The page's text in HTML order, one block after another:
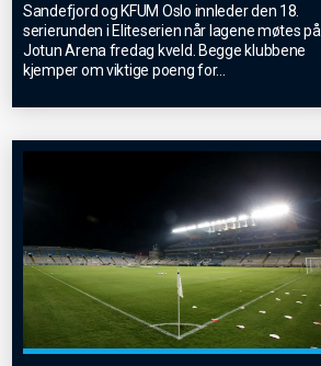
Sandefjord og KFUM Oslo innleder den 18.
serierunden i Eliteserien når lagene møtes på
Jotun Arena fredag kveld. Begge klubbene
kjemper om viktige poeng for...